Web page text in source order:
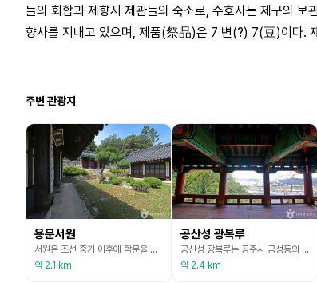
들의 회합과 제향시 제관들의 숙소로, 수호사는 제구의
향사를 지내고 있으며, 제품(祭品)은 7 변(?) 7(豆)이다.
주변 관광지
용문서원
서원은 조선 중기 이후에 학문을 연구하고 공자와 훌륭한 유학자의 제사를 지내기 위하여 지역 사림에 의해 설립된 사설 교육 기관이다. 용문서원은 충남 공주시내 동쪽에 위치하고 있다. 이 서원은 1663년(현종 4) 이유태가 공주 중동(지금의 상왕동)으로 이주한 뒤 후학을 양성하기 위하여 세운 사립 교육기관으로서 이곳에서 수백 명의 문인을 육성하였다고 한다. 원래 명칭은 용문서재이며, 지금의 용문서원은 1977년 국가의 지원을 받아 고택과 함께 복원한 것이
약 2.1 km
공산성 광복루
공산성 광복루는 공주시 금성동의 공산성 중앙부 정상에 있는 조선시대의 건축물이다. 공산성 안에서 군사가 주둔하던 중군영의 문이었으나 광복 이후 광복을 기념하는 뜻으로 광복루라 불렀다. 앞면 3칸·옆면 2칸 규모의 2층 누각으로 모든 면이 개방되어 있으며, 왼쪽에는 오르내릴 수 있도록 층계를 만들어 두었다. 지붕은 옆에서 볼 때 여덟 팔자 모양인 팔작지붕으로 꾸몄다. 공산성 중에서 남동부에 위치해 있으며 가장 높은 정상부인 해발 112.4m에 있어 임류각
약 2.4 km